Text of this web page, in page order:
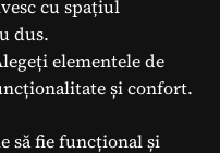
cu spațiul
dus.
elementele de
și confort.
să fie funcțional și